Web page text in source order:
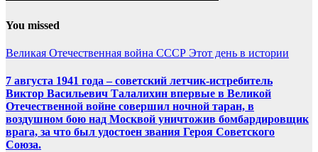
You missed
Великая Отечественная война СССР Этот день в истории
7 августа 1941 года – советский летчик-истребитель
Виктор Васильевич Талалихин впервые в Великой
Отечественной войне совершил ночной таран, в
воздушном бою над Москвой уничтожив бомбардировщик
врага, за что был удостоен звания Героя Советского
Союза.